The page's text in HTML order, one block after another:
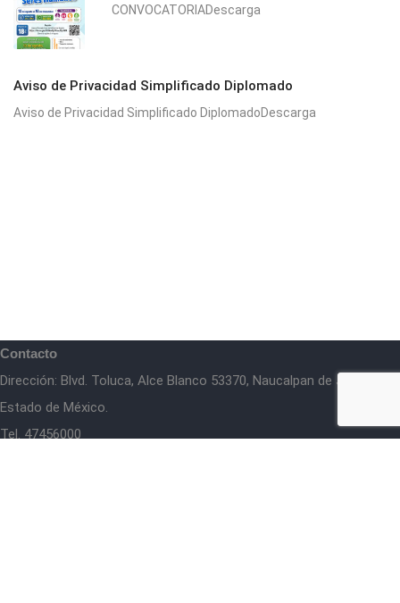
CONVOCATORIADescarga
Aviso de Privacidad Simplificado Diplomado
Aviso de Privacidad Simplificado DiplomadoDescarga
Contacto
Dirección: Blvd. Toluca, Alce Blanco 53370, Naucalpan de Juárez,
Estado de México.
Tel. 47456000